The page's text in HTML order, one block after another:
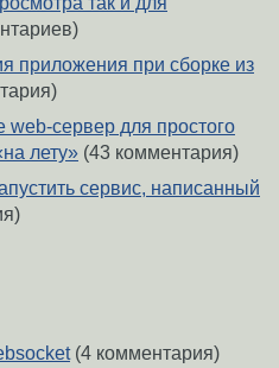
приложения при сборке из
web-сервер для простого
лету» (43 комментария)
сервис, написанный
(4 комментария)